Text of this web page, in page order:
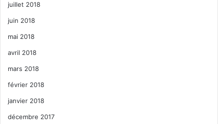
juillet 2018
juin 2018
mai 2018
avril 2018
mars 2018
février 2018
janvier 2018
décembre 2017